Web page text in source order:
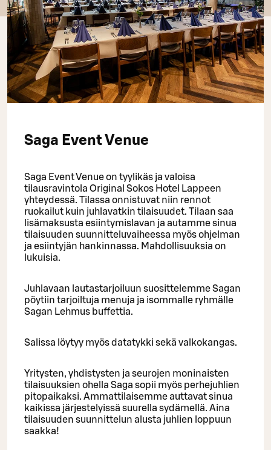
Saga Event Venue
Saga Event Venue on tyylikäs ja valoisa
tilausravintola Original Sokos Hotel Lappeen
yhteydessä. Tilassa onnistuvat niin rennot
ruokailut kuin juhlavatkin tilaisuudet. Tilaan saa
lisämaksusta esiintymislavan ja autamme sinua
tilaisuuden suunnitteluvaiheessa myös ohjelman
ja esiintyjän hankinnassa. Mahdollisuuksia on
lukuisia.
Juhlavaan lautastarjoiluun suosittelemme Sagan
pöytiin tarjoiltuja menuja ja isommalle ryhmälle
Sagan Lehmus buffettia.
Salissa löytyy myös datatykki sekä valkokangas.
Yritysten, yhdistysten ja seurojen moninaisten
tilaisuuksien ohella Saga sopii myös perhejuhlien
pitopaikaksi. Ammattilaisemme auttavat sinua
kaikissa järjestelyissä suurella sydämellä. Aina
tilaisuuden suunnittelun alusta juhlien loppuun
saakka!